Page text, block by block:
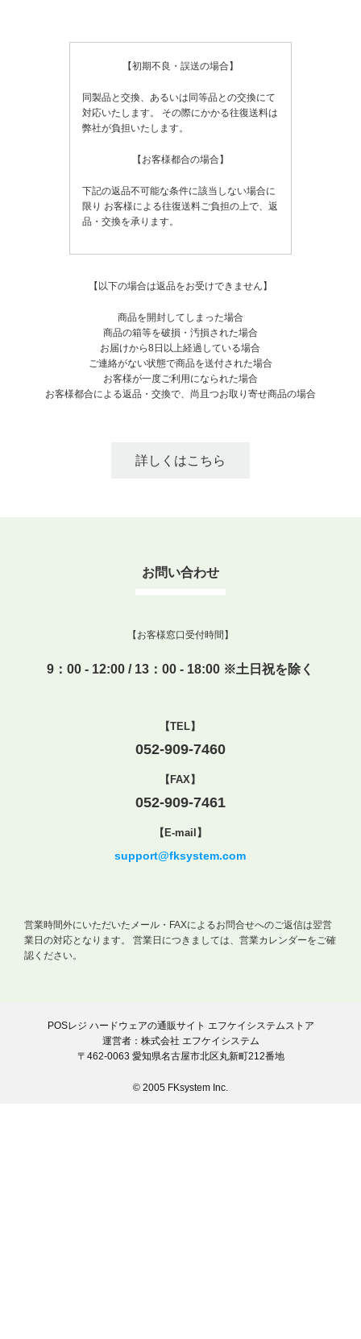
【初期不良・誤送の場合】
同製品と交換、あるいは同等品との交換にて
対応いたします。
その際にかかる往復送料は
弊社が負担いたします。
【お客様都合の場合】
下記の返品不可能な条件に該当しない場合に
限り お客様による往復送料ご負担の上で、返
品・交換を承ります。
【以下の場合は返品をお受けできません】
商品を開封してしまった場合
商品の箱等を破損・汚損された場合
お届けから8日以上経過している場合
ご連絡がない状態で商品を送付された場合
お客様が一度ご利用になられた場合
お客様都合による返品・交換で、尚且つお取り寄せ商品の場合
詳しくはこちら
お問い合わせ
【お客様窓口受付時間】
9：00 - 12:00 / 13：00 - 18:00 ※土日祝を除く
【TEL】
052-909-7460
【FAX】
052-909-7461
【E-mail】
support@fksystem.com
営業時間外にいただいたメール・FAXによるお問合せへのご返信は翌営
業日の対応となります。
営業日につきましては、営業カレンダーをご確
認ください。
POSレジ ハードウェアの通販サイト エフケイシステムストア
運営者：株式会社 エフケイシステム
〒462-0063 愛知県名古屋市北区丸新町212番地
© 2005 FKsystem Inc.